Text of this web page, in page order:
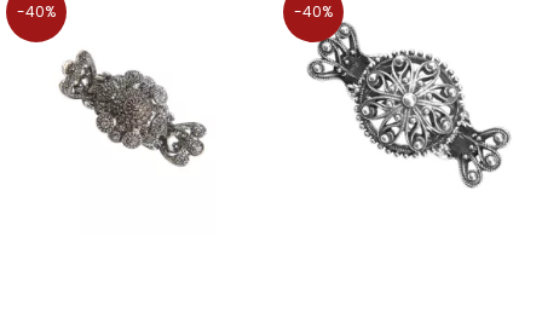
-40% -40%